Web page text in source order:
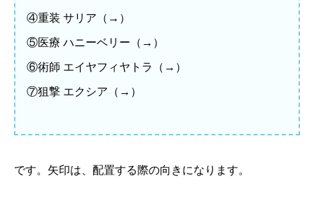
④重装 サリア（→）
⑤医療 ハニーベリー（→）
⑥術師 エイヤフィヤトラ（→）
⑦狙撃 エクシア（→）
です。矢印は、配置する際の向きになります。